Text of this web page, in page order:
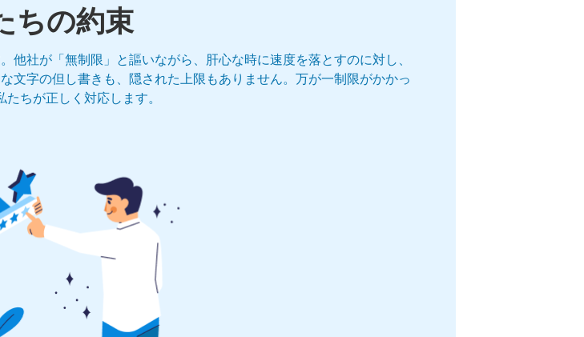
ちの約束
社が「無制限」と謳いながら、肝心な時に速度を落とすのに対し、
文字の但し書きも、隠された上限もありません。万が一制限がかかっ
たちが正しく対応します。